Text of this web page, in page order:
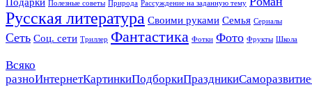
Полезные советы Природа Рассуждение на заданную тему
Русская литература Своими руками Семья Сериалы
Сеть Соц. сети Триллер Фантастика Фотки Фото Фрукты Школа
Всяко
разноИнтернетКартинкиПодборкиПраздникиСаморазвитие